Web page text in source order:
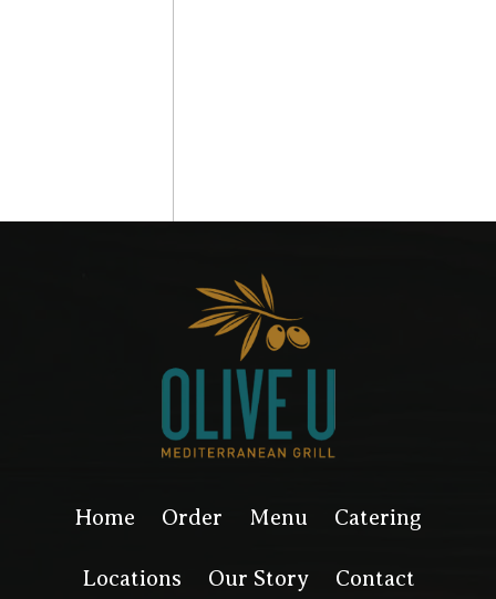
Home Order Menu Catering
Locations Our Story Contact